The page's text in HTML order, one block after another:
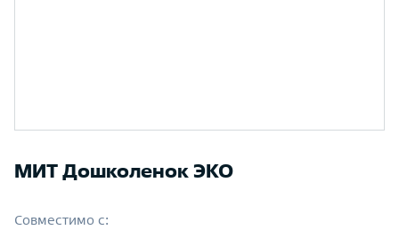
МИТ Дошколенок ЭКО
Совместимо с: